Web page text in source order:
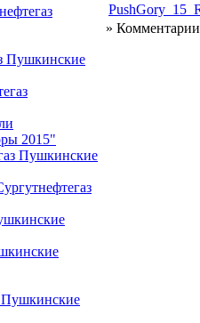
Пушкинские
2015"
Пушкинские
Пушкинские
»